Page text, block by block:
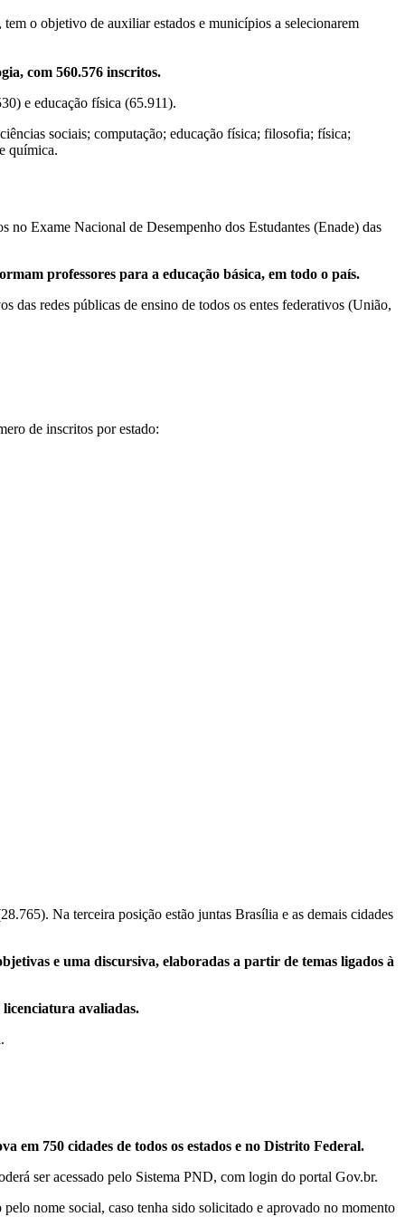
o objetivo de auxiliar estados e municípios a selecionarem
com 560.576 inscritos.
e educação física (65.911).
sociais; computação; educação física; filosofia; física;
química.
Exame Nacional de Desempenho dos Estudantes (Enade) das
professores para a educação básica, em todo o país.
das redes públicas de ensino de todos os entes federativos (União,
de inscritos por estado:
Na terceira posição estão juntas Brasília e as demais cidades
e uma discursiva, elaboradas a partir de temas ligados à
licenciatura avaliadas.
em 750 cidades de todos os estados e no Distrito Federal.
ser acessado pelo Sistema PND, com login do portal Gov.br.
nome social, caso tenha sido solicitado e aprovado no momento